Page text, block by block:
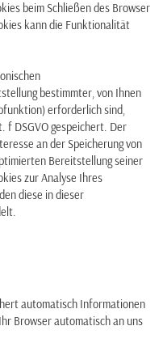
beim Schließen des Browser
kann die Funktionalität
bestimmter, von Ihnen
erforderlich sind,
f DSGVO gespeichert. Der
an der Speicherung von
Bereitstellung seiner
zur Analyse Ihres
diese in dieser
automatisch Informationen
Browser automatisch an uns